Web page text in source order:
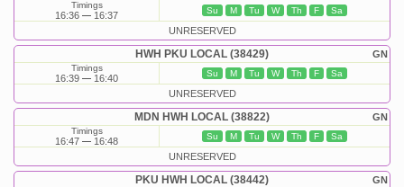
Timings
16:36 16:37 Su M Tu W Th F Sa
UNRESERVED
GN
HWH PKU LOCAL (38429)
Timings
16:39 16:40 Su M Tu W Th F Sa
UNRESERVED
GN
MDN HWH LOCAL (38822)
Timings
16:47 16:48 Su M Tu W Th F Sa
UNRESERVED
GN
PKU HWH LOCAL (38442)